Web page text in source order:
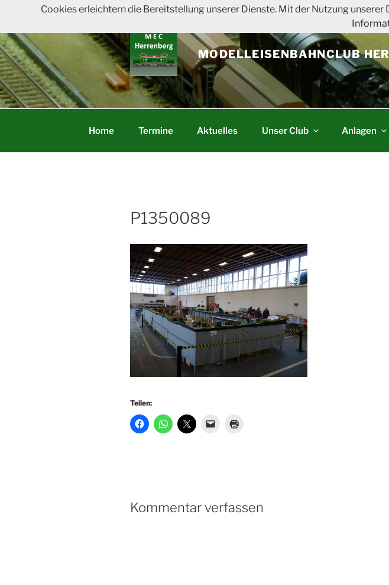
springen
MODELLEISENBAHNCLUB
Home Termine Aktuelles Unser Club Anlagen
P1350089
Teilen:
Kommentar verfassen
Cookies erleichtern die Bereitstellung unserer Dienste. Mit der Nutzung